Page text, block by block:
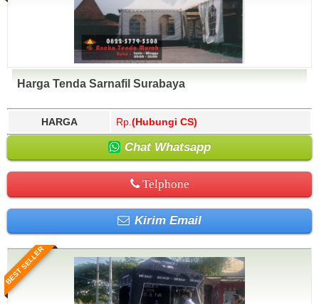
Harga Tenda Sarnafil Surabaya
HARGA Rp. (Hubungi CS)
Chat Whatsapp
Telphone
Kirim Email
BEST SELLER